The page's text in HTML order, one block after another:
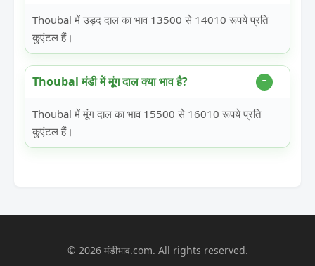
Thoubal में उड़द दाल का भाव 13500 से 14010 रूपये प्रति
कुएंटल हैं।
Thoubal मंडी में मूंग दाल क्या भाव है?
Thoubal में मूंग दाल का भाव 15500 से 16010 रूपये प्रति
कुएंटल हैं।
© 2026 मंडीभाव.com. All rights reserved.